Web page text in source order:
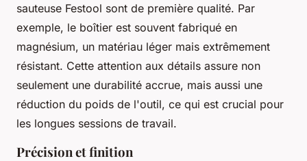
sauteuse Festool sont de première qualité. Par
exemple, le boîtier est souvent fabriqué en
magnésium, un matériau léger mais extrêmement
résistant. Cette attention aux détails assure non
seulement une durabilité accrue, mais aussi une
réduction du poids de l'outil, ce qui est crucial pour
les longues sessions de travail.
Précision et finition